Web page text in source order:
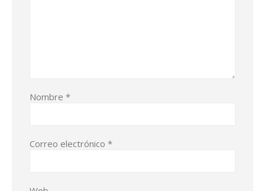
Nombre *
Correo electrónico *